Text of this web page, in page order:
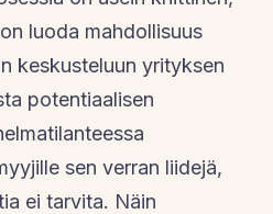
luoda mahdollisuus
keskusteluun yrityksen
potentiaalisen
sen verran liidejä,
ei tarvita. Näin